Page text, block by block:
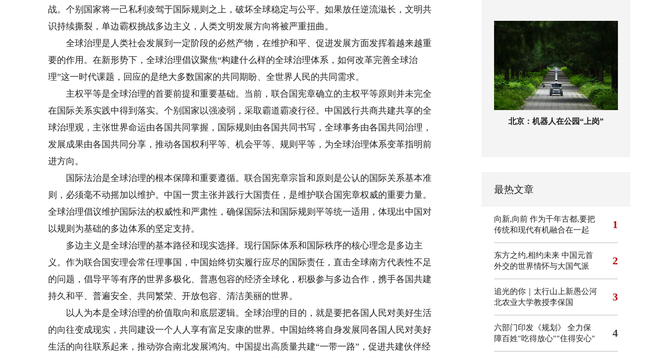
战。个别国家将一己私利凌驾于国际规则之上，破坏全球稳定与公平。如果放任逆流滋长，文明共
识持续撕裂，单边霸权挑战多边主义，人类文明发展方向将被严重扭曲。
全球治理是人类社会发展到一定阶段的必然产物，在维护和平、促进发展方面发挥着越来越重
要的作用。在新形势下，全球治理倡议聚焦“构建什么样的全球治理体系，如何改革完善全球治
理”这一时代课题，回应的是绝大多数国家的共同期盼、全世界人民的共同需求。
主权平等是全球治理的首要前提和重要基础。当前，联合国宪章确立的主权平等原则并未完全
在国际关系实践中得到落实。个别国家以强凌弱，采取霸道霸凌行径。中国践行共商共建共享的全
球治理观，主张世界命运由各国共同掌握，国际规则由各国共同书写，全球事务由各国共同治理，
发展成果由各国共同分享，推动各国权利平等、机会平等、规则平等，为全球治理体系变革指明前
进方向。
国际法治是全球治理的根本保障和重要遵循。联合国宪章宗旨和原则是公认的国际关系基本准
则，必须毫不动摇加以维护。中国一贯主张并践行大国责任，是维护联合国宪章权威的重要力量。
全球治理倡议维护国际法的权威性和严肃性，确保国际法和国际规则平等统一适用，体现出中国对
以规则为基础的多边体系的坚定支持。
多边主义是全球治理的基本路径和现实选择。现行国际体系和国际秩序的核心理念是多边主
义。作为联合国安理会常任理事国，中国始终切实履行应尽的国际责任，直击全球南方代表性不足
的问题，倡导平等有序的世界多极化、普惠包容的经济全球化，积极参与多边合作，携手各国共建
持久和平、普遍安全、共同繁荣、开放包容、清洁美丽的世界。
以人为本是全球治理的价值取向和底层逻辑。全球治理的目的，就是要把各国人民对美好生活
的向往变成现实，共同建设一个人人享有富足安康的世界。中国始终将自身发展同各国人民对美好
生活的向往联系起来，推动弥合南北发展鸿沟。中国提出高质量共建“一带一路”，促进共建伙伴经
北京：机器人在公园“上岗”
最热文章
向新,向前 作为千年古都,要把
传统和现代有机融合在一起
1
东方之约,相约未来 中国元首
外交的世界情怀与大国气派
2
追光的你｜太行山上新愚公河
北农业大学教授李保国
3
六部门印发《规划》 全力保
障百姓"吃得放心""住得安心"
4